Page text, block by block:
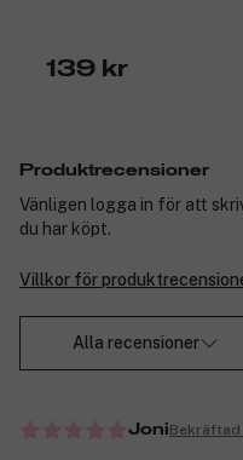
139 kr
Produktrecensioner
Vänligen logga in för att
du har köpt.
Villkor för
Alla recensioner
JoniBekräftad